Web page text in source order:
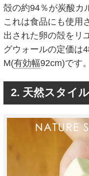
殻の約94％が炭酸カ
これは食品にも使用
出された卵の殻をリ
グウォールの定価は
M(有効幅92cm)です。
2. 天然スタイ